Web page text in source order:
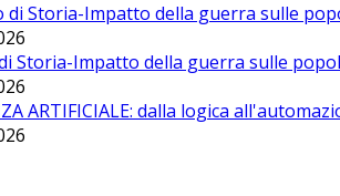
di Storia-Impatto della guerra sulle
Storia-Impatto della guerra sulle
ARTIFICIALE: dalla logica